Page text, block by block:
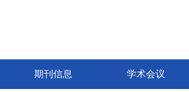
期刊信息 学术会议